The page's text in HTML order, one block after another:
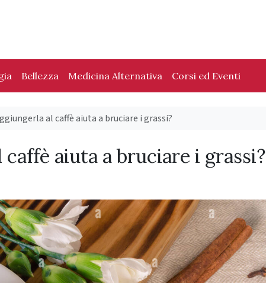
Bellezza Medicina Alternativa Corsi ed Eventi
al caffè aiuta a bruciare i grassi?
aiuta a bruciare i grassi?